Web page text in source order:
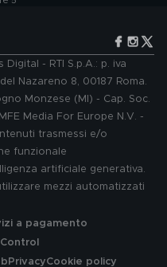
- RTI S.p.A.: p. iva
Nazareno 8, 00187 Roma.
Monzese (MI) - Cap. Soc.
Media For Europe N.V. -
trasmessi e/o
funzionale
artificiale generativa.
mezzi automatizzati
a pagamento
PrivacyCookie policy